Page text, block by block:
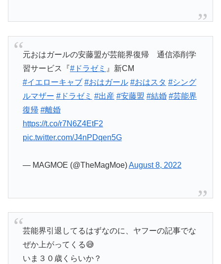
元おはガールの安藤盟が芸能界復帰 通信添削学
習サービス『#ドラゼミ 』新CM
#イエローキャブ #おはガール #おはスタ #シング
ルマザー #ドラゼミ #出産 #安藤盟 #結婚 #芸能界
復帰 #離婚
https://t.co/r7N6Z4EtF2
pic.twitter.com/J4nPDqen5G
— MAGMOE (@TheMagMoe)August 8, 2022
芸能界引退してるはずなのに、ヤフーの記事でな
ぜか上がってくる😅
いま３０歳くらいか？